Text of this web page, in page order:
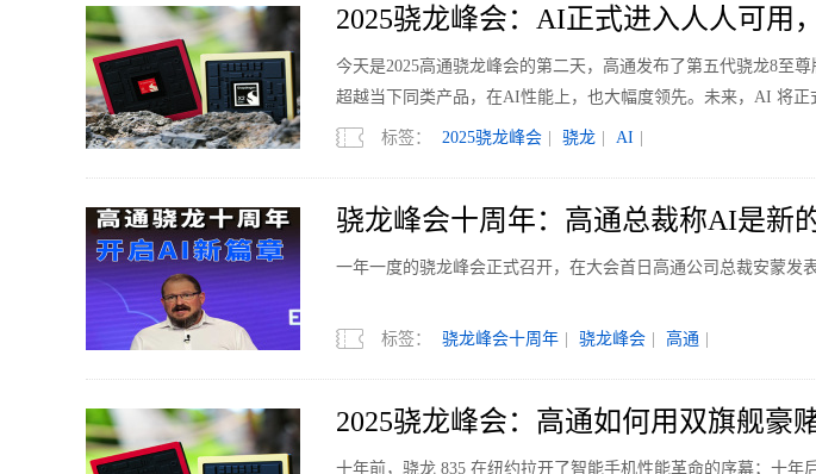
2025骁龙峰会：AI正式进入人人可用
今天是2025高通骁龙峰会的第二天，高通发布了第五代骁龙8至
超越当下同类产品，在AI性能上，也大幅度领先。未来，AI 将正
标签： 2025骁龙峰会 骁龙 AI
骁龙峰会十周年：高通总裁称AI是新
一年一度的骁龙峰会正式召开，在大会首日高通公司总裁安蒙发
标签： 骁龙峰会十周年 骁龙峰会 高通
2025骁龙峰会：高通如何用双旗舰豪
十年前，骁龙 835 在纽约拉开了智能手机性能革命的序幕；十年